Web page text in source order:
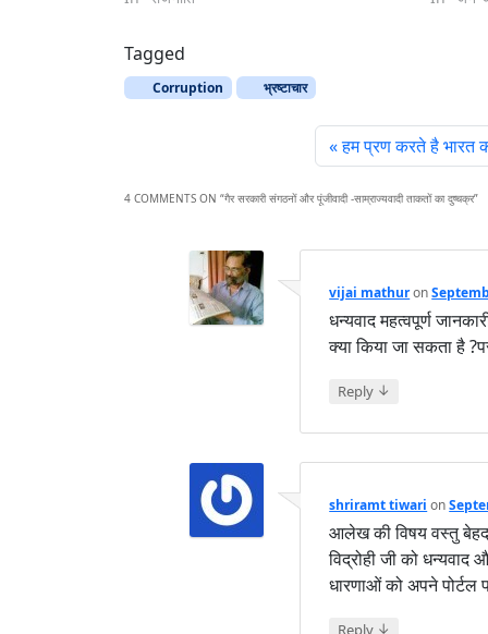
Tagged
Corruption भ्रष्‍टाचार
हम प्रण करते है भारत
4 COMMENTS ON “गैर सरकारी संगठनों और पूंजीवादी -साम्राज्यवादी ताकतों का दुष्चक्र”
vijai mathuron
धन्यवाद महत्वपूर्ण
क्या किया जा सकता है
Reply ↓
shriramt tiwari on
आलेख की विषय वस्तु
विद्रोही जी को
धारणाओं को अपने पोर्टल
Reply ↓